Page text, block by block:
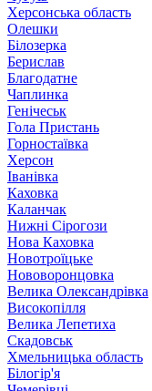
Херсонська область
Олешки
Білозерка
Берислав
Благодатне
Чаплинка
Генічеськ
Гола Пристань
Горностаївка
Херсон
Іванівка
Каховка
Каланчак
Нижні Сірогози
Нова Каховка
Новотроїцьке
Нововоронцовка
Велика Олександрівка
Високопілля
Велика Лепетиха
Скадовськ
Хмельницька область
Білогір'я